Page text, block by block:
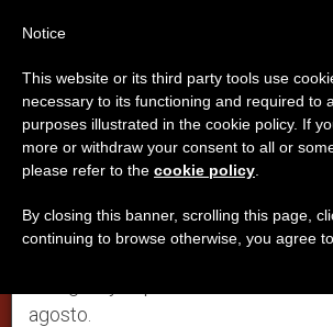
PAPAS
Aviso importante
Del 27 de julio al 7 de agosto
anual, aprovechando que en el
se generan menos informaciones y
agosto.
Notice
This website or its third party tools use
necessary to its functioning and required to
purposes illustrated in the cookie policy. If
more or withdraw your consent to all or
please refer to the cookie policy
By closing this banner, scrolling this page,
continuing to browse otherwise, you agree